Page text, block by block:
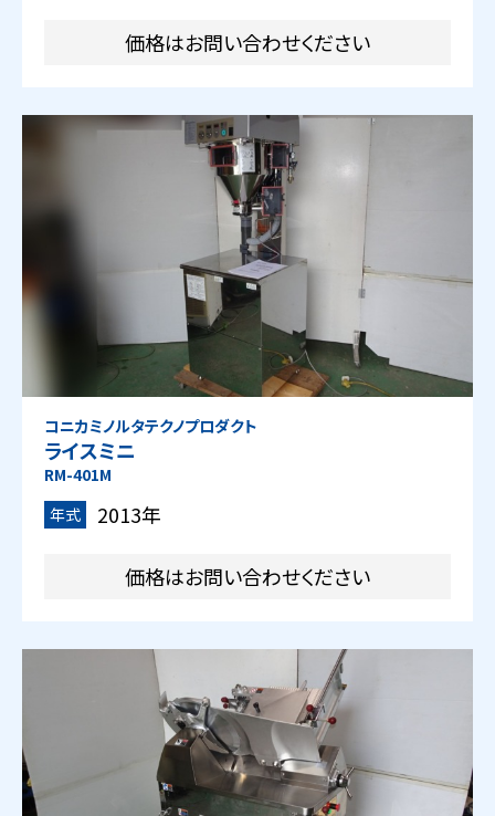
価格はお問い合わせください
コニカミノルタテクノプロダクト
ライスミニ
RM-401M
年式
2013年
価格はお問い合わせください